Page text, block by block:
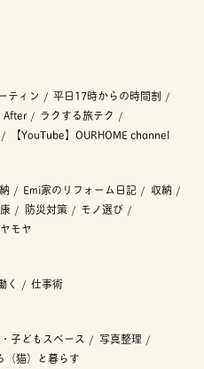
ティン
平日17時からの時間割
After
ラクする旅テク
【YouTube】OURHOME channel
Emi家のリフォーム日記
収納
防災対策
モノ選び
モヤ
く 仕事術
子どもスペース
写真整理
（猫）と暮らす